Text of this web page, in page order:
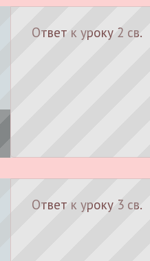
Ответ к уроку 2 св.
Ответ к уроку 3 св.